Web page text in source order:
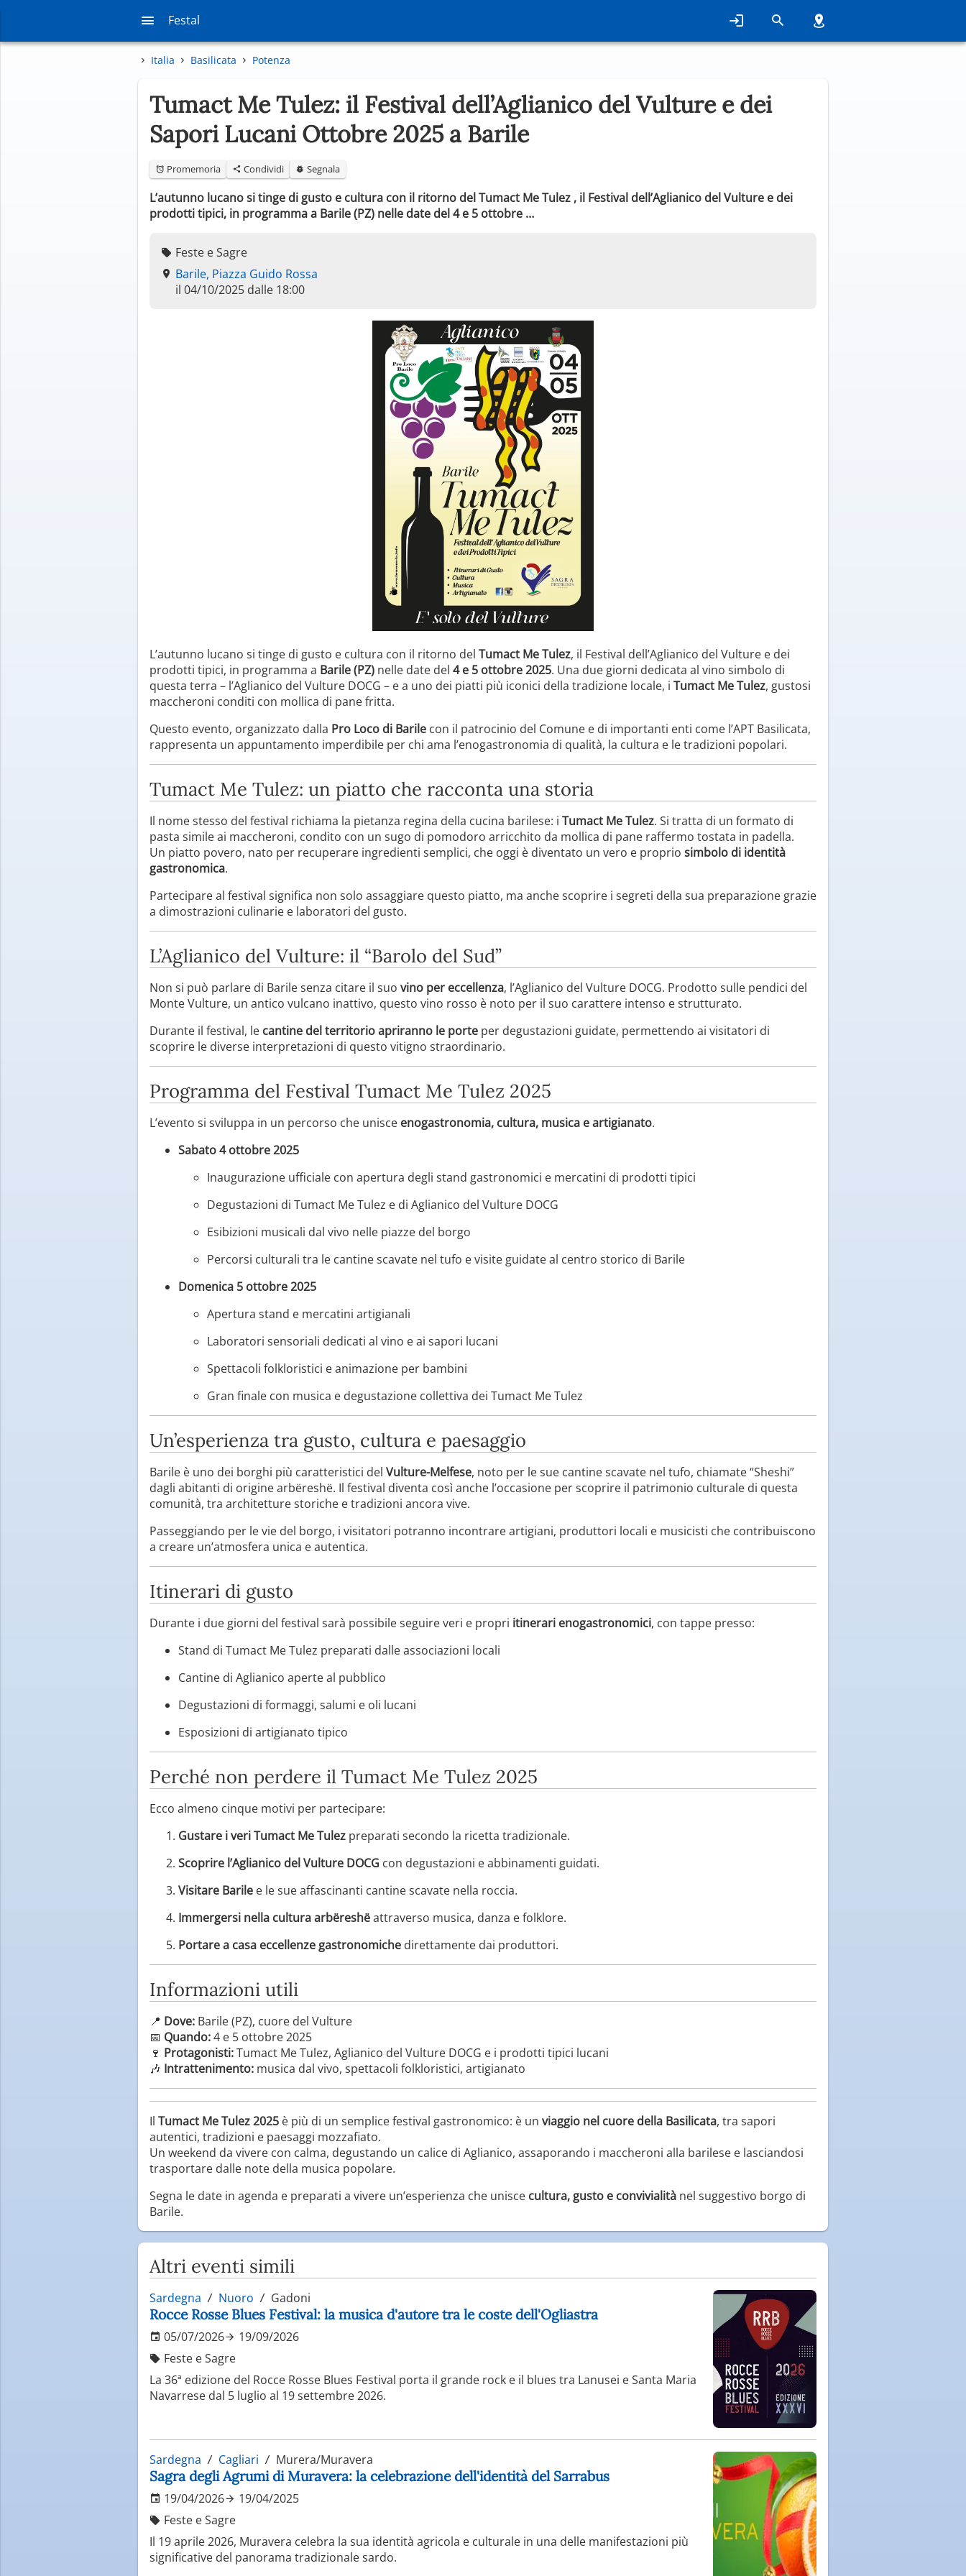
Festal
Italia Basilicata Potenza
Tumact Me Tulez: il Festival dell’Aglianico del Vulture e dei
Sapori Lucani Ottobre 2025 a Barile
Promemoria Condividi Segnala
L’autunno lucano si tinge di gusto e cultura con il ritorno del Tumact Me Tulez , il Festival dell’Aglianico del Vulture e dei
prodotti tipici, in programma a Barile (PZ) nelle date del 4 e 5 ottobre …
Feste e Sagre
Barile, Piazza Guido Rossa
il 04/10/2025 dalle 18:00
L’autunno lucano si tinge di gusto e cultura con il ritorno del Tumact Me Tulez, il Festival dell’Aglianico del Vulture e dei
prodotti tipici, in programma a Barile (PZ) nelle date del 4 e 5 ottobre 2025. Una due giorni dedicata al vino simbolo di
questa terra – l’Aglianico del Vulture DOCG – e a uno dei piatti più iconici della tradizione locale, i Tumact Me Tulez, gustosi
maccheroni conditi con mollica di pane fritta.
Questo evento, organizzato dalla Pro Loco di Barile con il patrocinio del Comune e di importanti enti come l’APT Basilicata,
rappresenta un appuntamento imperdibile per chi ama l’enogastronomia di qualità, la cultura e le tradizioni popolari.
Tumact Me Tulez: un piatto che racconta una storia
Il nome stesso del festival richiama la pietanza regina della cucina barilese: i Tumact Me Tulez. Si tratta di un formato di
pasta simile ai maccheroni, condito con un sugo di pomodoro arricchito da mollica di pane raffermo tostata in padella.
Un piatto povero, nato per recuperare ingredienti semplici, che oggi è diventato un vero e proprio simbolo di identità
gastronomica.
Partecipare al festival significa non solo assaggiare questo piatto, ma anche scoprire i segreti della sua preparazione grazie
a dimostrazioni culinarie e laboratori del gusto.
L’Aglianico del Vulture: il “Barolo del Sud”
Non si può parlare di Barile senza citare il suo vino per eccellenza, l’Aglianico del Vulture DOCG. Prodotto sulle pendici del
Monte Vulture, un antico vulcano inattivo, questo vino rosso è noto per il suo carattere intenso e strutturato.
Durante il festival, le cantine del territorio apriranno le porte per degustazioni guidate, permettendo ai visitatori di
scoprire le diverse interpretazioni di questo vitigno straordinario.
Programma del Festival Tumact Me Tulez 2025
L’evento si sviluppa in un percorso che unisce enogastronomia, cultura, musica e artigianato.
Sabato 4 ottobre 2025
Inaugurazione ufficiale con apertura degli stand gastronomici e mercatini di prodotti tipici
Degustazioni di Tumact Me Tulez e di Aglianico del Vulture DOCG
Esibizioni musicali dal vivo nelle piazze del borgo
Percorsi culturali tra le cantine scavate nel tufo e visite guidate al centro storico di Barile
Domenica 5 ottobre 2025
Apertura stand e mercatini artigianali
Laboratori sensoriali dedicati al vino e ai sapori lucani
Spettacoli folkloristici e animazione per bambini
Gran finale con musica e degustazione collettiva dei Tumact Me Tulez
Un’esperienza tra gusto, cultura e paesaggio
Barile è uno dei borghi più caratteristici del Vulture-Melfese, noto per le sue cantine scavate nel tufo, chiamate “Sheshi”
dagli abitanti di origine arbëreshë. Il festival diventa così anche l’occasione per scoprire il patrimonio culturale di questa
comunità, tra architetture storiche e tradizioni ancora vive.
Passeggiando per le vie del borgo, i visitatori potranno incontrare artigiani, produttori locali e musicisti che contribuiscono
a creare un’atmosfera unica e autentica.
Itinerari di gusto
Durante i due giorni del festival sarà possibile seguire veri e propri itinerari enogastronomici, con tappe presso:
Stand di Tumact Me Tulez preparati dalle associazioni locali
Cantine di Aglianico aperte al pubblico
Degustazioni di formaggi, salumi e oli lucani
Esposizioni di artigianato tipico
Perché non perdere il Tumact Me Tulez 2025
Ecco almeno cinque motivi per partecipare:
Gustare i veri Tumact Me Tulez preparati secondo la ricetta tradizionale.
Scoprire l’Aglianico del Vulture DOCG con degustazioni e abbinamenti guidati.
Visitare Barile e le sue affascinanti cantine scavate nella roccia.
Immergersi nella cultura arbëreshëattraverso musica, danza e folklore.
Portare a casa eccellenze gastronomiche direttamente dai produttori.
Informazioni utili
📍 Dove: Barile (PZ), cuore del Vulture
📅 Quando:4 e 5 ottobre 2025
🍷 Protagonisti:Tumact Me Tulez, Aglianico del Vulture DOCG e i prodotti tipici lucani
🎶 Intrattenimento: musica dal vivo, spettacoli folkloristici, artigianato
Il Tumact Me Tulez 2025 è più di un semplice festival gastronomico: è un viaggio nel cuore della Basilicata, tra sapori
autentici, tradizioni e paesaggi mozzafiato.
Un weekend da vivere con calma, degustando un calice di Aglianico, assaporando i maccheroni alla barilese e lasciandosi
trasportare dalle note della musica popolare.
Segna le date in agenda e preparati a vivere un’esperienza che unisce cultura, gusto e convivialità nel suggestivo borgo di
Barile.
Altri eventi simili
Sardegna Nuoro Gadoni
Rocce Rosse Blues Festival: la musica d'autore tra le coste dell'Ogliastra
05/07/2026
19/09/2026
Feste e Sagre
La 36ª edizione del Rocce Rosse Blues Festival porta il grande rock e il blues tra Lanusei e Santa Maria
Navarrese dal 5 luglio al 19 settembre 2026.
Sardegna Cagliari Murera/Muravera
Sagra degli Agrumi di Muravera: la celebrazione dell'identità del Sarrabus
19/04/2026
19/04/2025
Feste e Sagre
Il 19 aprile 2026, Muravera celebra la sua identità agricola e culturale in una delle manifestazioni più
significative del panorama tradizionale sardo.